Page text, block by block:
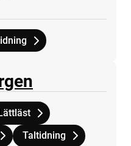
region- och
i omsorgen
Tagg
Taltidning
tillhör
Läsning i omsorgen